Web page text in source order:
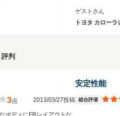
ゲストさん
トヨタ カローラ
判
3点 2013/03/27投稿
ボディにFRレイアウトな
安定性能
総合評価